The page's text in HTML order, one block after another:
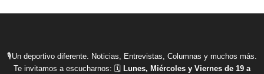
🎙Un deportivo diferente. Noticias, Entrevistas, Columnas y muchos más.
Te invitamos a escucharnos: 🗓 Lunes, Miércoles y Viernes de 19 a